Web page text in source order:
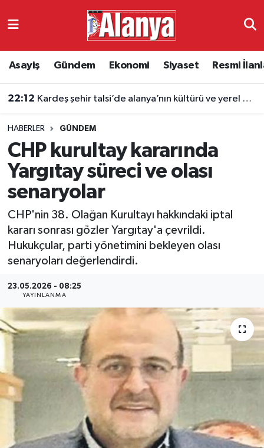
Asayiş Gündem Ekonomi Siyaset Resmi
22:12 Kardeş şehir talsi’de alanya’nın kültürü ve yerel değerleri tanıtıldı
HABERLER GÜNDEM
CHP kurultay kararında
Yargıtay süreci ve olası
senaryolar
CHP'nin 38. Olağan Kurultayı hakkındaki iptal
kararı sonrası gözler Yargıtay'a çevrildi.
Hukukçular, parti yönetimini bekleyen olası
senaryoları değerlendirdi.
23.05.2026 - 08:25
YAYINLANMA
Ekonomi
Resmi İlanlar
Alanyaspor
E-Gazete
Antalya Namaz Vakitleri
Süper Lig Puan Durumu ve Fikstür
Tüm Manşetler
Son Dakika Haberleri
Haber Arşivi